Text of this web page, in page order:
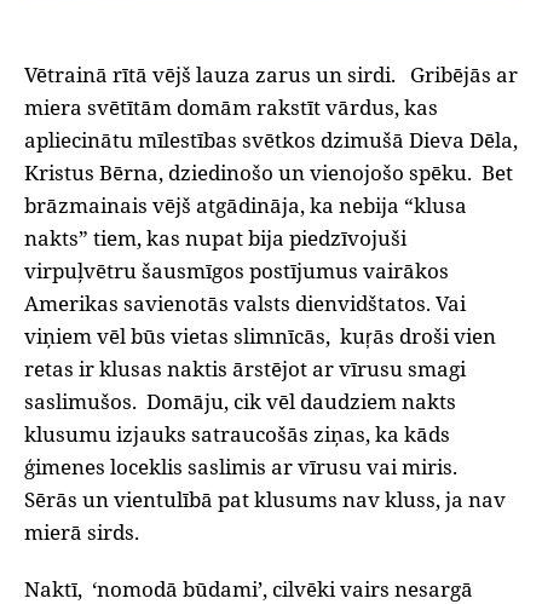
Vētrainā rītā vējš lauza zarus un sirdi.
Gribējās ar
miera svētītām domām rakstīt vārdus, kas
apliecinātu mīlestības svētkos dzimušā Dieva Dēla,
Kristus Bērna, dziedinošo un vienojošo spēku. Bet
brāzmainais vējš atgādināja, ka nebija “klusa
nakts” tiem, kas nupat bija piedzīvojuši
virpuļvētru šausmīgos postījumus vairākos
Amerikas savienotās valsts dienvidštatos. Vai
viņiem vēl būs vietas slimnīcās, kuŗās droši vien
retas ir klusas naktis ārstējot ar vīrusu smagi
saslimušos. Domāju, cik vēl daudziem nakts
klusumu izjauks satraucošās ziņas, ka kāds
ģimenes loceklis saslimis ar vīrusu vai miris.
Sērās un vientulībā pat klusums nav kluss, ja nav
mierā sirds.
Naktī, ‘nomodā būdami’, cilvēki vairs nesargā